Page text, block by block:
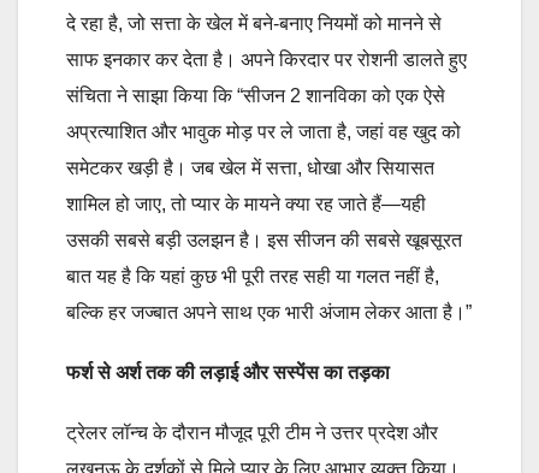
दे रहा है, जो सत्ता के खेल में बने-बनाए नियमों को मानने से
साफ इनकार कर देता है। अपने किरदार पर रोशनी डालते हुए
संचिता ने साझा किया कि “सीजन 2 शानविका को एक ऐसे
अप्रत्याशित और भावुक मोड़ पर ले जाता है, जहां वह खुद को
समेटकर खड़ी है। जब खेल में सत्ता, धोखा और सियासत
शामिल हो जाए, तो प्यार के मायने क्या रह जाते हैं—यही
उसकी सबसे बड़ी उलझन है। इस सीजन की सबसे खूबसूरत
बात यह है कि यहां कुछ भी पूरी तरह सही या गलत नहीं है,
बल्कि हर जज्बात अपने साथ एक भारी अंजाम लेकर आता है।”
फर्श से अर्श तक की लड़ाई और सस्पेंस का तड़का
ट्रेलर लॉन्च के दौरान मौजूद पूरी टीम ने उत्तर प्रदेश और